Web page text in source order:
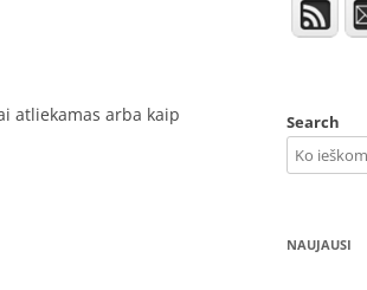
atliekamas arba kaip
Search
NAUJAUSI